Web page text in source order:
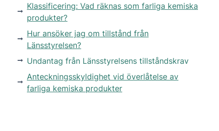
Klassificering: Vad räknas som farliga kemiska
produkter?
Hur ansöker jag om tillstånd från
Länsstyrelsen?
Undantag från Länsstyrelsens tillståndskrav
Anteckningsskyldighet vid överlåtelse av
farliga kemiska produkter